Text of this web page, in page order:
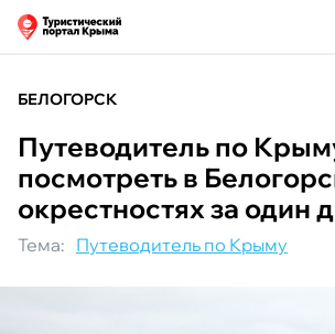
БЕЛОГОРСК
Путеводитель по
посмотреть в
окрестностях за один
Тема: Путеводитель по Крыму